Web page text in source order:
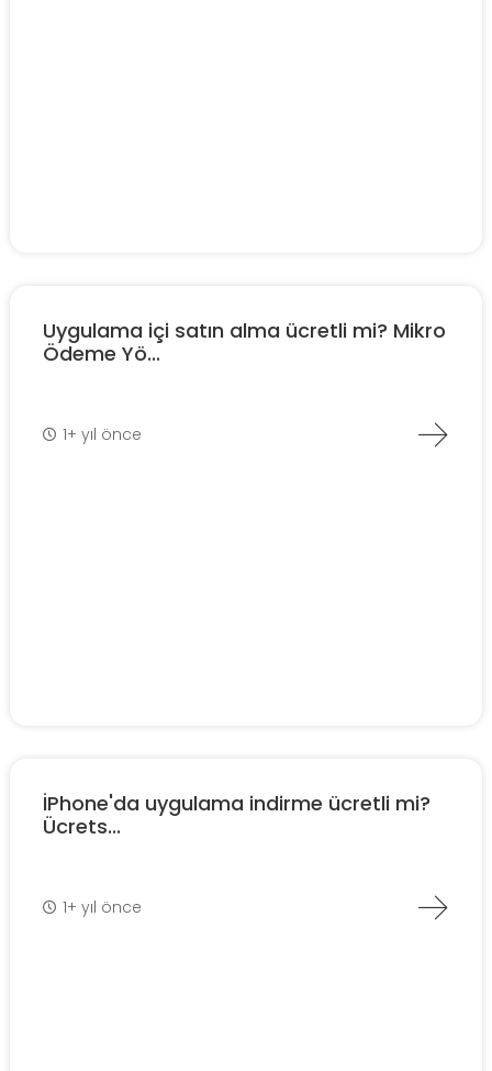
Uygulama içi satın alma ücretli mi? Mikro
Ödeme Yö...
1+ yıl önce
İPhone'da uygulama indirme ücretli mi?
Ücrets...
1+ yıl önce